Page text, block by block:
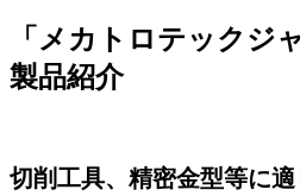
「メカトロテックジ
製品紹介
切削工具、精密金型等に